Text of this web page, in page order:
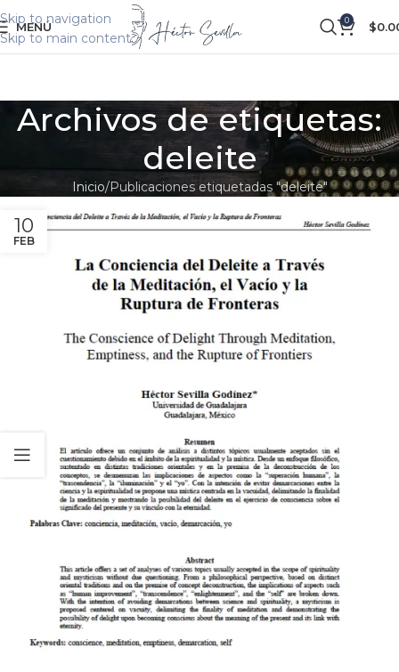
Skip to navigation
Skip to main content
MENÚ 0 $
Archivos de etiquetas:
deleite
Inicio Publicaciones etiquetadas "deleite"
10
FEB